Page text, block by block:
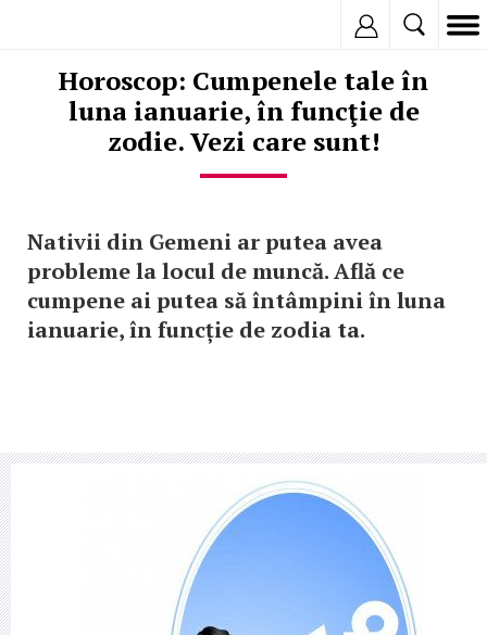
Horoscop: Cumpenele tale în
luna ianuarie, în funcţie de
zodie. Vezi care sunt!
Nativii din Gemeni ar putea avea
probleme la locul de muncă. Află ce
cumpene ai putea să întâmpini în luna
ianuarie, în funcție de zodia ta.